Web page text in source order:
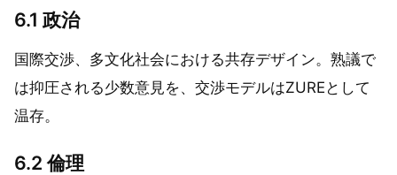
6.1 政治
国際交渉、多文化社会における共存デザイン。熟議で
は抑圧される少数意見を、交渉モデルはZUREとして
温存。
6.2 倫理